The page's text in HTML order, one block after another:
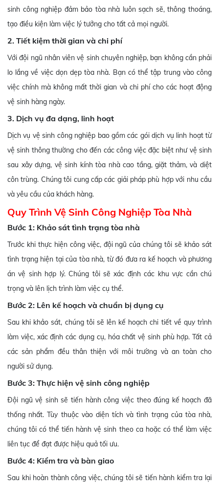
sinh công nghiệp đảm bảo tòa nhà luôn sạch sẽ, thông thoáng,
tạo điều kiện làm việc lý tưởng cho tất cả mọi người.
2. Tiết kiệm thời gian và chi phí
Với đội ngũ nhân viên vệ sinh chuyên nghiệp, bạn không cần phải
lo lắng về việc dọn dẹp tòa nhà. Bạn có thể tập trung vào công
việc chính mà không mất thời gian và chi phí cho các hoạt động
vệ sinh hàng ngày.
3. Dịch vụ đa dạng, linh hoạt
Dịch vụ vệ sinh công nghiệp bao gồm các gói dịch vụ linh hoạt từ
vệ sinh thông thường cho đến các công việc đặc biệt như vệ sinh
sau xây dựng, vệ sinh kính tòa nhà cao tầng, giặt thảm, và diệt
côn trùng. Chúng tôi cung cấp các giải pháp phù hợp với nhu cầu
và yêu cầu của khách hàng.
Quy Trình Vệ Sinh Công Nghiệp Tòa Nhà
Bước 1: Khảo sát tình trạng tòa nhà
Trước khi thực hiện công việc, đội ngũ của chúng tôi sẽ khảo sát
tình trạng hiện tại của tòa nhà, từ đó đưa ra kế hoạch và phương
án vệ sinh hợp lý. Chúng tôi sẽ xác định các khu vực cần chú
trọng và lên lịch trình làm việc cụ thể.
Bước 2: Lên kế hoạch và chuẩn bị dụng cụ
Sau khi khảo sát, chúng tôi sẽ lên kế hoạch chi tiết về quy trình
làm việc, xác định các dụng cụ, hóa chất vệ sinh phù hợp. Tất cả
các sản phẩm đều thân thiện với môi trường và an toàn cho
người sử dụng.
Bước 3: Thực hiện vệ sinh công nghiệp
Đội ngũ vệ sinh sẽ tiến hành công việc theo đúng kế hoạch đã
thống nhất. Tùy thuộc vào diện tích và tình trạng của tòa nhà,
chúng tôi có thể tiến hành vệ sinh theo ca hoặc có thể làm việc
liên tục để đạt được hiệu quả tối ưu.
Bước 4: Kiểm tra và bàn giao
Sau khi hoàn thành công việc, chúng tôi sẽ tiến hành kiểm tra lại